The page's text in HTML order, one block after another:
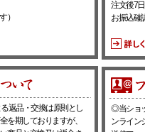
）
返品・交換は原則とし
を期しておりますが、
注文後7
お振込確
◎当ショ
ンライン